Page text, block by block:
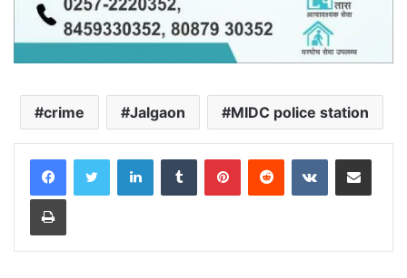
crime Jalgaon MIDC police station
LinkedInTumblr PinterestReddit VKontakteShare via Email
Print